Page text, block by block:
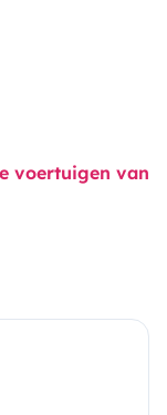
voertuigen van